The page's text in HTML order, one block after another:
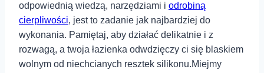
odpowiednią wiedzą,‍ narzędziami⁤ i odrobiną
cierpliwości, jest to​ zadanie ⁣jak najbardziej do
wykonania. Pamiętaj, ⁣aby działać delikatnie i‍ z
⁤rozwagą, a twoja ‌łazienka odwdzięczy ci ‍się ⁢blaskiem
wolnym od niechcianych resztek silikonu.Miejmy